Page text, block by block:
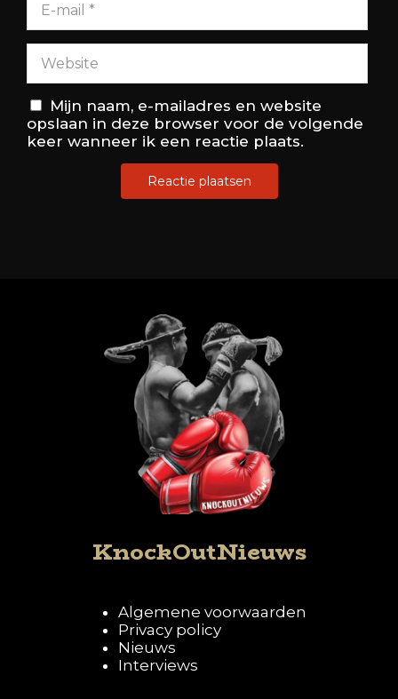
Mijn naam, e-mailadres en website
opslaan in deze browser voor de volgende
keer wanneer ik een reactie plaats.
KnockOutNieuws
Algemene voorwaarden
Privacy policy
Nieuws
Interviews